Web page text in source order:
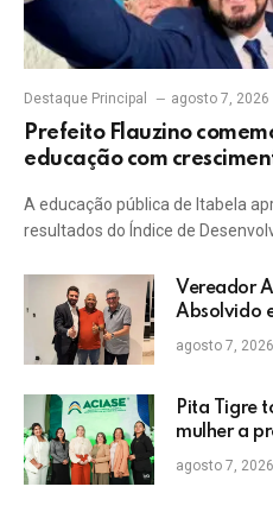
Destaque Principal agosto 7, 2026
Prefeito Flauzino
educação com
A educação pública de Itabela
resultados do Índice de
Vereador
Absolvido
Eleitoral no
agosto 7, 2026
Pita Tigre
mulher a
retomada
Empresarial
agosto 7, 2026